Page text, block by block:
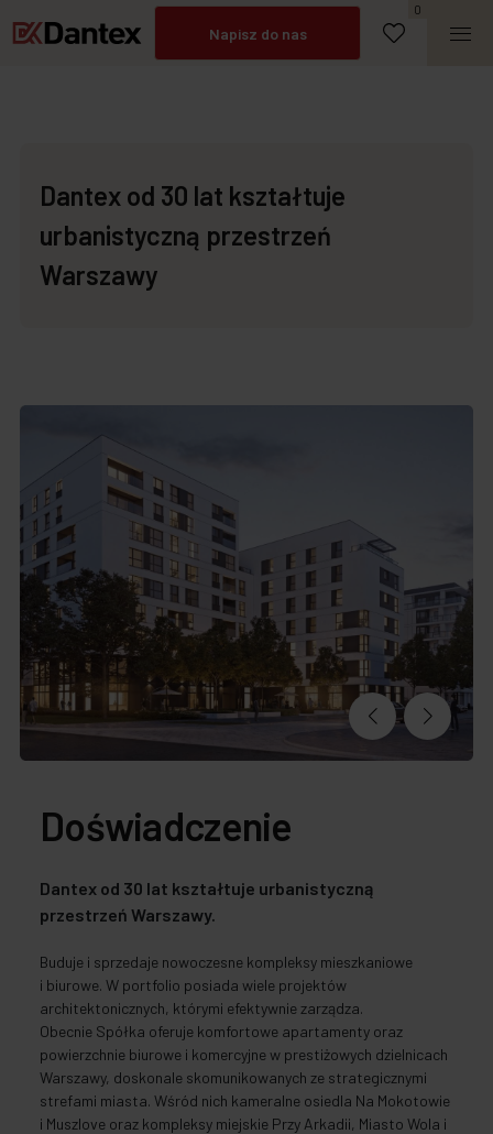
Napisz do nas
Zadzwoń
0
Dantex od 30 lat kształtuje
urbanistyczną przestrzeń
Warszawy
Doświadczenie
Dantex od 30 lat kształtuje urbanistyczną
przestrzeń Warszawy.
Buduje i sprzedaje nowoczesne kompleksy mieszkaniowe
i biurowe. W portfolio posiada wiele projektów
architektonicznych, którymi efektywnie zarządza.
Obecnie Spółka oferuje komfortowe apartamenty oraz
powierzchnie biurowe i komercyjne w prestiżowych dzielnicach
Warszawy, doskonale skomunikowanych ze strategicznymi
strefami miasta. Wśród nich kameralne osiedla Na Mokotowie
i Muszlove oraz kompleksy miejskie Przy Arkadii, Miasto Wola i